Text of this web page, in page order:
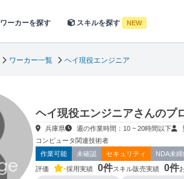
ワーカーを探す スキルを探す NEW
ワーカー一覧 ヘイ現役エンジニア
ヘイ現役エンジニアさんのプ
兵庫県 週の作業時間：10 ~ 20時間以下
コンピュータ関連技術者
作業可能
未確認 セキュリティ NDA未締
評価 -採用実績 0件スキル販売実績 0件